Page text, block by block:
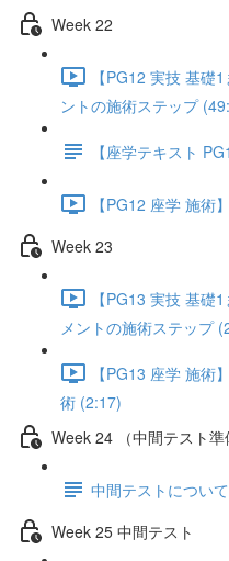
Week 22
【PG12 実技 基礎
ントの施術ステップ
【座学テキスト
【PG12 座学 施術
Week 23
【PG13 実技 基礎
メントの施術ステップ
【PG13 座学 施術
術 (2:17)
Week 24 （中間テスト準
中間テストについて
Week 25 中間テスト